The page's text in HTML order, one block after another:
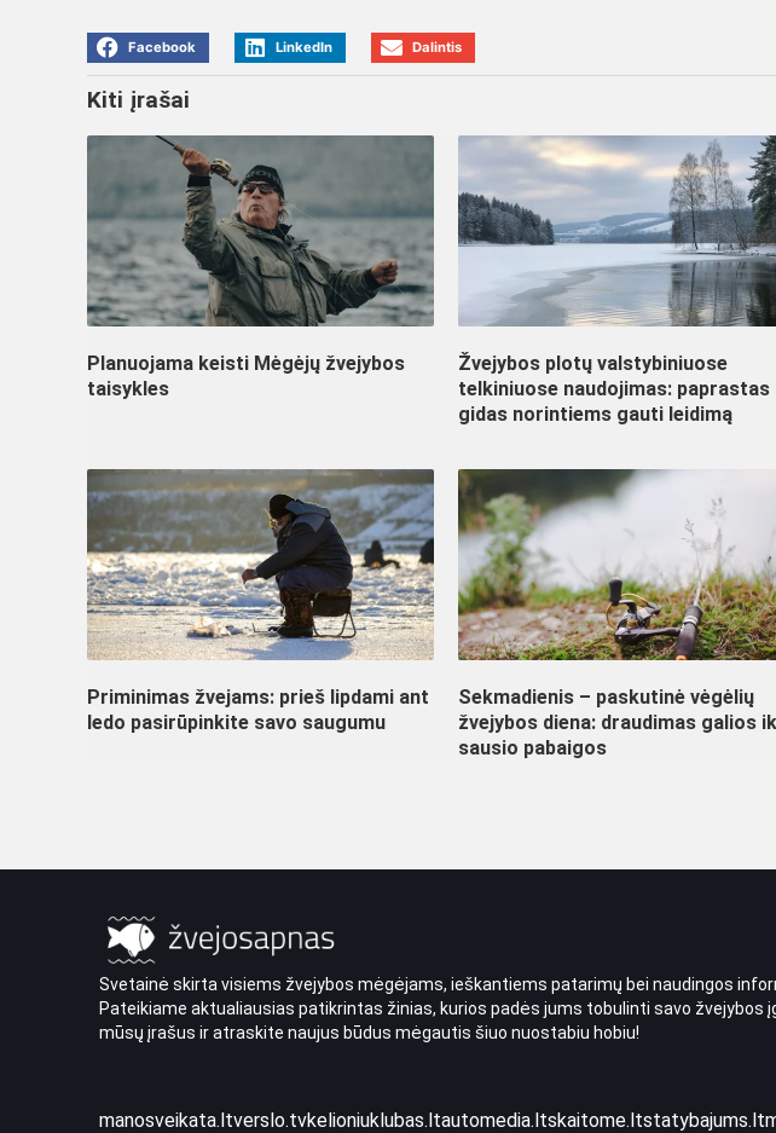
Facebook LinkedIn Dalintis
Kiti įrašai
Planuojama keisti Mėgėjų žvejybos
taisykles
Žvejybos plotų valstybiniuose
telkiniuose naudojimas: paprastas
gidas norintiems gauti leidimą
Priminimas žvejams: prieš lipdami ant
ledo pasirūpinkite savo saugumu
Sekmadienis – paskutinė vėgėlių
žvejybos diena: draudimas galios
sausio pabaigos
Svetainė skirta visiems žvejybos mėgėjams, ieškantiems patarimų bei naudingos
Pateikiame aktualiausias patikrintas žinias, kurios padės jums tobulinti savo žvejybos
mūsų įrašus ir atraskite naujus būdus mėgautis šiuo nuostabiu hobiu!
manosveikata.ltverslo.tvkelioniuklubas.ltautomedia.ltskaitome.ltstatybajums.lt